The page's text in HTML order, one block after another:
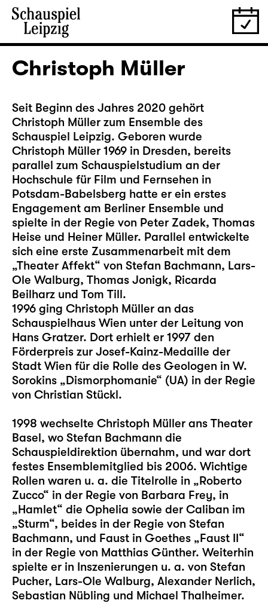
Christoph Müller
Seit Beginn des Jahres 2020 gehört
Christoph Müller zum Ensemble des
Schauspiel Leipzig. Geboren wurde
Christoph Müller 1969 in Dresden, bereits
parallel zum Schauspielstudium an der
Hochschule für Film und Fernsehen in
Potsdam-Babelsberg hatte er ein erstes
Engagement am Berliner Ensemble und
spielte in der Regie von Peter Zadek, Thomas
Heise und Heiner Müller. Parallel entwickelte
sich eine erste Zusammenarbeit mit dem
„Theater Affekt“ von Stefan Bachmann, Lars-
Ole Walburg, Thomas Jonigk, Ricarda
Beilharz und Tom Till.
1996 ging Christoph Müller an das
Schauspielhaus Wien unter der Leitung von
Hans Gratzer. Dort erhielt er 1997 den
Förderpreis zur Josef-Kainz-Medaille der
Stadt Wien für die Rolle des Geologen in W.
Sorokins „Dismorphomanie“ (UA) in der Regie
von Christian Stückl.
1998 wechselte Christoph Müller ans Theater
Basel, wo Stefan Bachmann die
Schauspieldirektion übernahm, und war dort
festes Ensemblemitglied bis 2006. Wichtige
Rollen waren u. a. die Titelrolle in „Roberto
Zucco“ in der Regie von Barbara Frey, in
„Hamlet“ die Ophelia sowie der Caliban im
„Sturm“, beides in der Regie von Stefan
Bachmann, und Faust in Goethes „Faust II“
in der Regie von Matthias Günther. Weiterhin
spielte er in Inszenierungen u. a. von Stefan
Pucher, Lars-Ole Walburg, Alexander Nerlich,
Sebastian Nübling und Michael Thalheimer.